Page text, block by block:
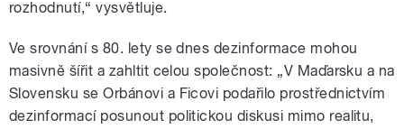
rozhodnutí,“ vysvětluje.
Ve srovnání s 80. lety se dnes dezinformace mohou
masivně šířit a zahltit celou společnost: „V Maďarsku a na
Slovensku se Orbánovi a Ficovi podařilo prostřednictvím
dezinformací posunout politickou diskusi mimo realitu,